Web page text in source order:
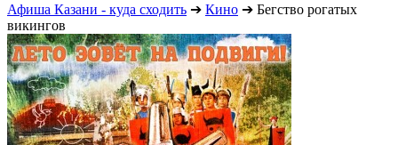
Афиша Казани - куда сходить ➔ Кино ➔ Бегство рогатых
викингов